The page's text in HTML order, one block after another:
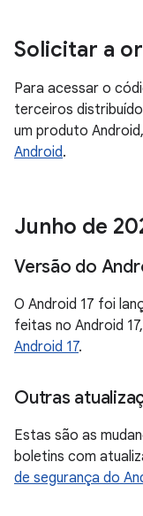
Solicitar a
Para acessar o
terceiros
um produto
Android.
Junho de
Versão do
O Android 17 foi
feitas no Android
Android 17.
Outras
Estas são as
boletins com
de segurança do